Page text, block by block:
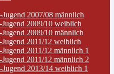
Jugend 2007/08 männlich
2009/10 weiblich
2009/10 männlich
Jugend 2011/12 weiblich
Jugend 2011/12 männlich 1
Jugend 2011/12 männlich 2
Jugend 2013/14 weiblich 1